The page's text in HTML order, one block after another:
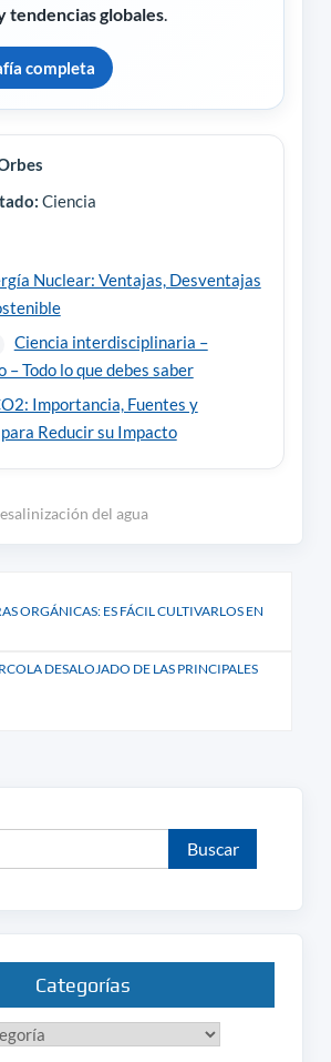
tendencias globales.
completa
Ciencia
Nuclear: Ventajas, Desventajas
Ciencia interdisciplinaria –
– Todo lo que debes saber
Importancia, Fuentes y
Reducir su Impacto
del agua
ORGÁNICAS: ES FÁCIL CULTIVARLOS EN
DESALOJADO DE LAS PRINCIPALES
Buscar:
Categorías